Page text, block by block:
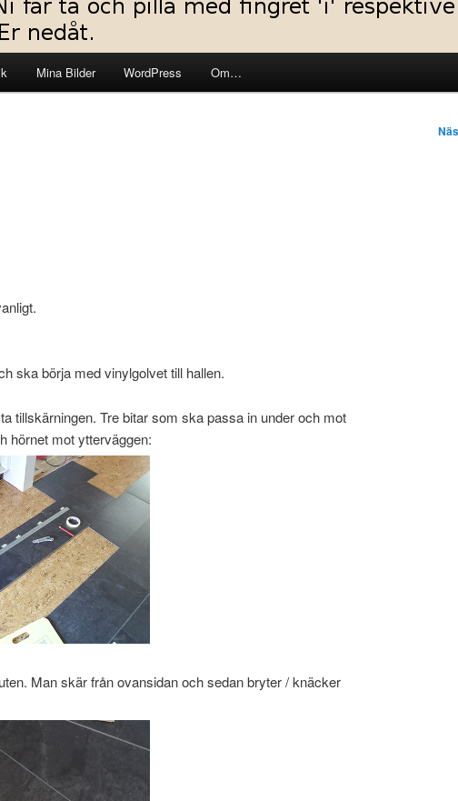
Mina Bilder WordPress Om…
ska börja med vinylgolvet till hallen.
tillskärningen. Tre bitar som ska passa in under och mot
hörnet mot ytterväggen:
Man skär från ovansidan och sedan bryter / knäcker